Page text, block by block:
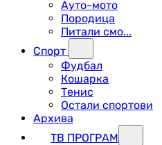
Ауто-мото
Породица
Питали смо...
Спорт
Фудбал
Кошарка
Тенис
Остали спортови
Архива
ТВ ПРОГРАМ